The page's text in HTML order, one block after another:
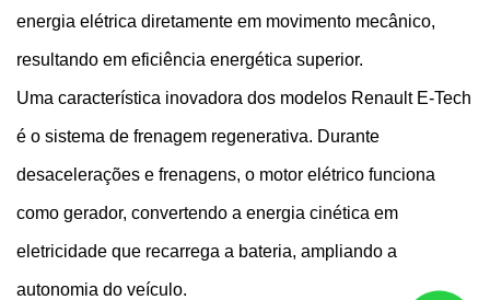
energia elétrica diretamente em movimento mecânico,
resultando em eficiência energética superior.
Uma característica inovadora dos modelos Renault E-Tech
é o sistema de frenagem regenerativa. Durante
desacelerações e frenagens, o motor elétrico funciona
como gerador, convertendo a energia cinética em
eletricidade que recarrega a bateria, ampliando a
autonomia do veículo.